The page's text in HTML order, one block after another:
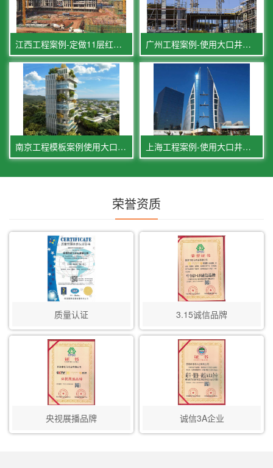
江西工程案例-定做11层红模板1.5万张 广州工程案例-使用大口井木业覆膜板2万张
南京工程模板案例使用大口井建筑模板1万张 上海工程案例-使用大口井建筑模板3万张
荣誉资质
质量认证 3.15诚信品牌
央视展播品牌 诚信3A企业